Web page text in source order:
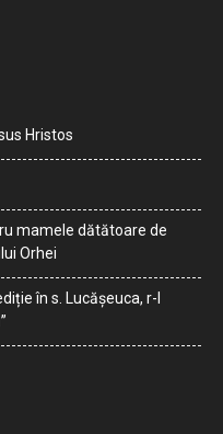
Hristos
mamele dătătoare de
Orhei
în s. Lucășeuca, r-l